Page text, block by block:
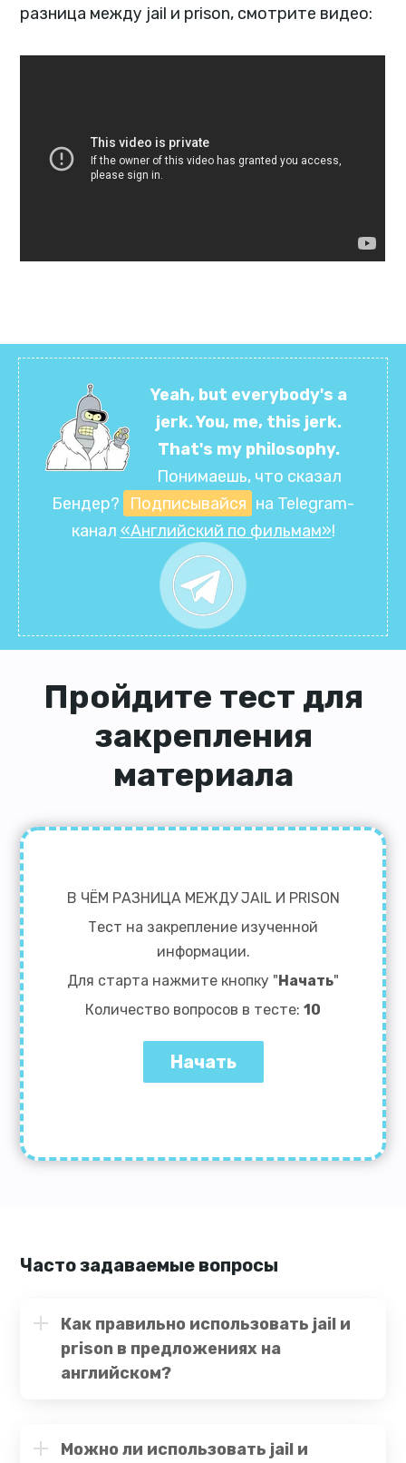
разница между jail и prison, смотрите видео:
Yeah, but everybody's a
jerk. You, me, this jerk.
That's my philosophy.
Понимаешь, что сказал
Бендер?
Подписывайся на Telegram-
канал «Английский по фильмам»!
Пройдите тест для
закрепления
материала
В ЧЁМ РАЗНИЦА МЕЖДУ JAIL И PRISON
Тест на закрепление изученной
информации.
Для старта нажмите кнопку "Начать"
Количество вопросов в тесте: 10
Часто задаваемые вопросы
Как правильно использовать jail и
prison в предложениях на
английском?
Можно ли использовать jail и